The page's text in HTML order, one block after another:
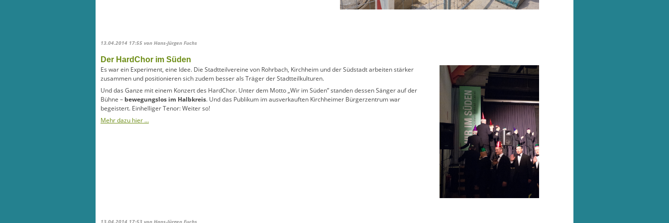
13.04.2014 17:55 von Hans-Jürgen Fuchs
Der HardChor im Süden
Es war ein Experiment, eine Idee. Die Stadtteilvereine von Rohrbach, Kirchheim und der Südstadt arbeiten stärker
zusammen und positionieren sich zudem besser als Träger der Stadtteilkulturen.
Und das Ganze mit einem Konzert des HardChor. Unter dem Motto „Wir im Süden” standen dessen Sänger auf der
Bühne – bewegungslos im Halbkreis. Und das Publikum im ausverkauften Kirchheimer Bürgerzentrum war
begeistert. Einhelliger Tenor: Weiter so!
Mehr dazu hier …
13.04.2014 17:53 von Hans-Jürgen Fuchs